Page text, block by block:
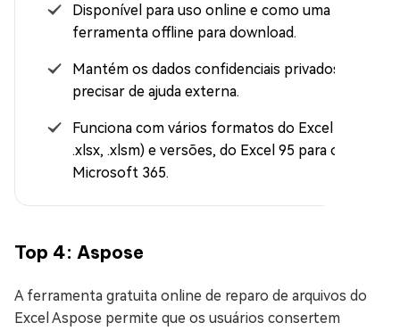
Disponível para uso online e como uma
ferramenta offline para download.
Mantém os dados confidenciais privados, sem
precisar de ajuda externa.
Funciona com vários formatos do Excel (.xls,
.xlsx, .xlsm) e versões, do Excel 95 para o
Microsoft 365.
Top 4: Aspose
A ferramenta gratuita online de reparo de arquivos do
Excel Aspose permite que os usuários consertem